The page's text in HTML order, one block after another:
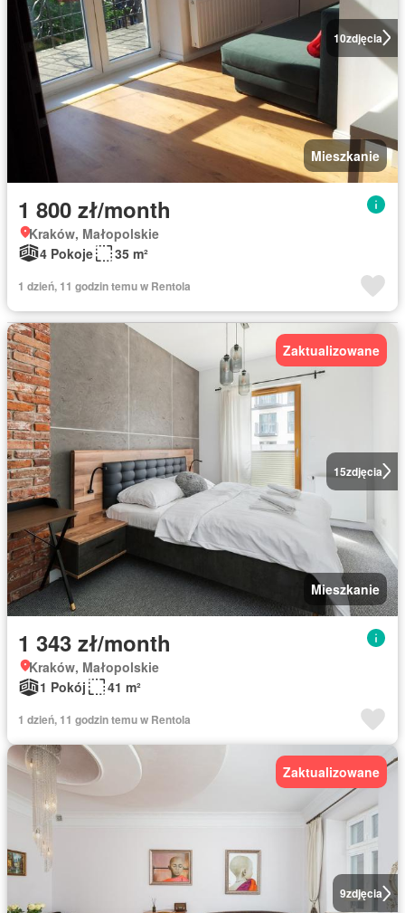
10zdjęcia
Mieszkanie
1 800 zł/month
Kraków, Małopolskie
4 Pokoje
35 m²
1 dzień, 11 godzin temu w Rentola
15zdjęcia
Zaktualizowane
Mieszkanie
1 343 zł/month
Kraków, Małopolskie
1 Pokój
41 m²
1 dzień, 11 godzin temu w Rentola
9zdjęcia
Zaktualizowane